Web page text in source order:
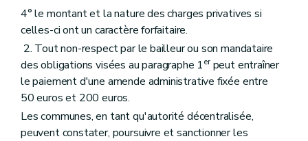
4° le montant et la nature des charges privatives si
celles-ci ont un caractère forfaitaire.
2. Tout non-respect par le bailleur ou son mandataire
des obligations visées au paragraphe 1erpeut entraîner
le paiement d'une amende administrative fixée entre
50 euros et 200 euros.
Les communes, en tant qu'autorité décentralisée,
peuvent constater, poursuivre et sanctionner les